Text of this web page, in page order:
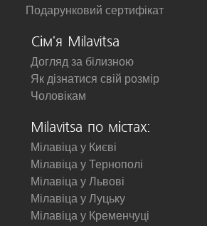
Подарунковий сертифікат
Сім'я Milavitsa
Догляд за білизною
Як дізнатися свій розмір
Чоловікам
Milavitsa по містах:
Мілавіца у Києві
Мілавіца у Тернополі
Мілавіца у Львові
Мілавіца у Луцьку
Мілавіца у Кременчуці